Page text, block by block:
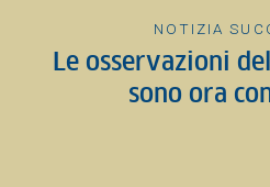
NOTIZIA
Le osservazioni
sono ora